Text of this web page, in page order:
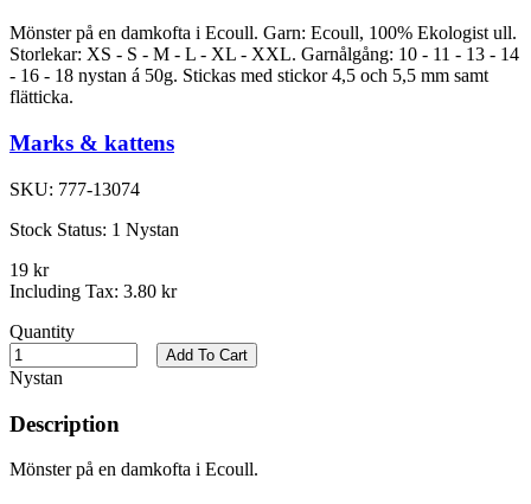
Mönster på en damkofta i Ecoull. Garn: Ecoull, 100% Ekologist ull.
Storlekar: XS - S - M - L - XL - XXL. Garnålgång: 10 - 11 - 13 - 14
- 16 - 18 nystan á 50g. Stickas med stickor 4,5 och 5,5 mm samt
flätticka.
Marks & kattens
SKU: 777-13074
Stock Status: 1 Nystan
19 kr
Including Tax: 3.80 kr
Quantity
Nystan
Add To Cart
Description
Mönster på en damkofta i Ecoull.